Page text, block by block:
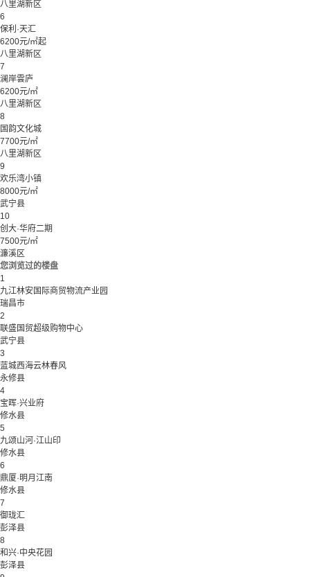
八里湖新区
6
保利·天汇
6200元/㎡起
八里湖新区
7
澜岸雲庐
6200元/㎡
八里湖新区
8
国韵文化城
7700元/㎡
八里湖新区
9
欢乐湾小镇
8000元/㎡
武宁县
10
创大·华府二期
7500元/㎡
濂溪区
您浏览过的楼盘
1
九江林安国际商贸物流产业园
瑞昌市
2
联盛国贸超级购物中心
武宁县
3
蓝城西海云林春风
永修县
4
宝晖·兴业府
修水县
5
九颂山河·江山印
修水县
6
鼎厦·明月江南
修水县
7
御珑汇
彭泽县
8
和兴·中央花园
彭泽县